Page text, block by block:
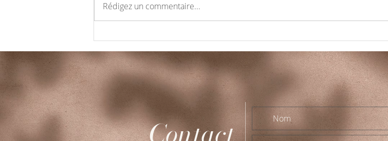
Ecrire sa biographie ?Mais
pourquoi ?Et pour qui ?
Deuil animalier : écrire son
histoire
Rédigez un commentaire...